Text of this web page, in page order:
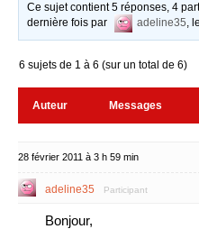
Ce sujet contient 5 réponses, 4
dernière fois par
adeline35,
6 sujets de 1 à 6 (sur un total de 6)
Auteur Messages
28 février 2011 à 3 h 59 min
adeline35 Participant
Bonjour,